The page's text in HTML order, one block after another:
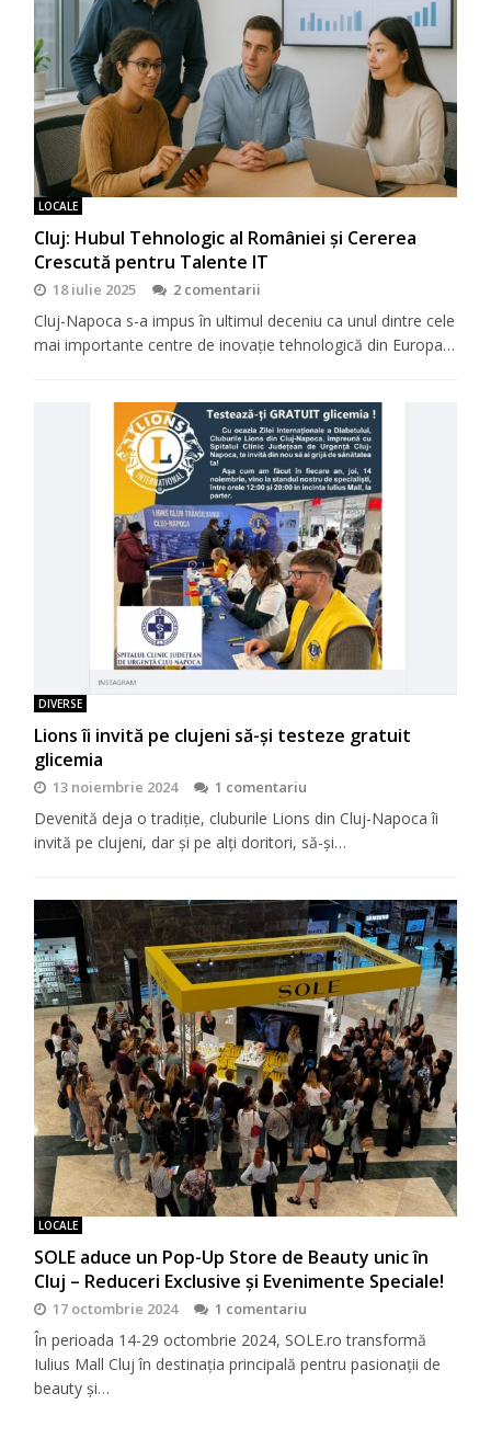
LOCALE
Cluj: Hubul Tehnologic al României și Cererea
Crescută pentru Talente IT
18 iulie 2025 2 comentarii
Cluj-Napoca s-a impus în ultimul deceniu ca unul dintre cele
mai importante centre de inovație tehnologică din Europa…
DIVERSE
Lions îi invită pe clujeni să-şi testeze gratuit
glicemia
13 noiembrie 2024 1 comentariu
Devenită deja o tradiţie, cluburile Lions din Cluj-Napoca îi
invită pe clujeni, dar şi pe alţi doritori, să-şi…
LOCALE
SOLE aduce un Pop-Up Store de Beauty unic în
Cluj – Reduceri Exclusive și Evenimente Speciale!
17 octombrie 2024 1 comentariu
În perioada 14-29 octombrie 2024, SOLE.ro transformă
Iulius Mall Cluj în destinația principală pentru pasionații de
beauty și…